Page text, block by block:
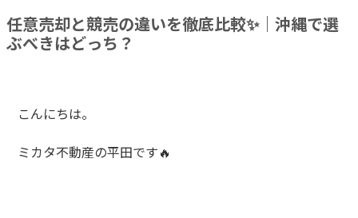
任意売却と競売の違いを徹底比較✨｜沖縄で選
ぶべきはどっち？
こんにちは。
ミカタ不動産の平田です🔥